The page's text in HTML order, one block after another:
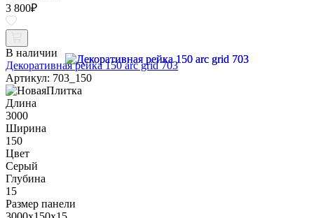
3 800₽
В наличии
Декоративная рейка 150 arc grid 703
Артикул: 703_150
Длина
3000
Ширина
150
Цвет
Серый
Глубина
15
Размер панели